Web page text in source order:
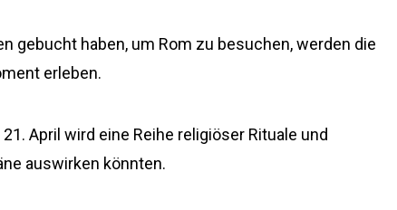
gebucht haben, um Rom zu besuchen, werden die
erleben.
April wird eine Reihe religiöser Rituale und
auswirken könnten.